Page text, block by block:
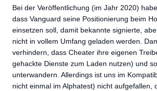
Bei der Veröffentlichung (im Jahr 2020)
dass Vanguard seine Positionierung beim
einsetzen soll, damit bekannte signierte,
nicht in vollem Umfang geladen werden.
verhindern, dass Cheater ihre eigenen
gehackte Dienste zum Laden nutzen) und
unterwandern. Allerdings ist uns im
nicht einmal im Alphatest) nicht aufgefallen,